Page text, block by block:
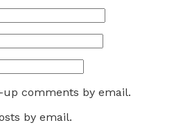
comments by email.
by email.